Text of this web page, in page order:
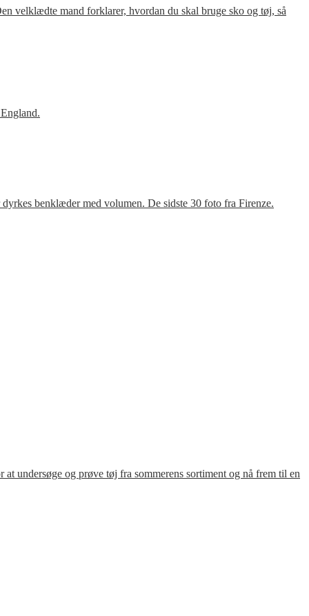
velklædte mand forklarer, hvordan du skal bruge sko og tøj, så
benklæder med volumen. De sidste 30 foto fra Firenze.
undersøge og prøve tøj fra sommerens sortiment og nå frem til en